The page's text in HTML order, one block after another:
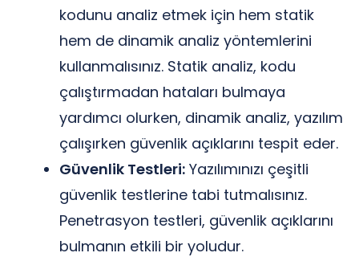
kodunu analiz etmek için hem statik
hem de dinamik analiz yöntemlerini
kullanmalısınız. Statik analiz, kodu
çalıştırmadan hataları bulmaya
yardımcı olurken, dinamik analiz, yazılım
çalışırken güvenlik açıklarını tespit eder.
Güvenlik Testleri: Yazılımınızı çeşitli
güvenlik testlerine tabi tutmalısınız.
Penetrasyon testleri, güvenlik açıklarını
bulmanın etkili bir yoludur.